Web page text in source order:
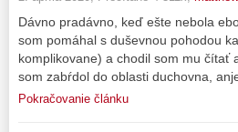
Dávno pradávno, keď ešte nebola
som pomáhal s duševnou pohodou
komplikovane) a chodil som mu čítať
som zabŕdol do oblasti duchovna,
Pokračovanie článku